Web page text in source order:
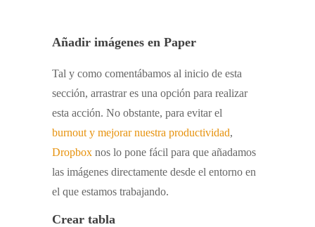
Añadir imágenes en Paper
Tal y como comentábamos al inicio de esta
sección, arrastrar es una opción para realizar
esta acción. No obstante, para evitar el
burnout y mejorar nuestra productividad,
Dropbox nos lo pone fácil para que añadamos
las imágenes directamente desde el entorno en
el que estamos trabajando.
Crear tabla